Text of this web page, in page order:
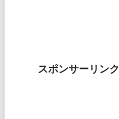
スポンサーリンク